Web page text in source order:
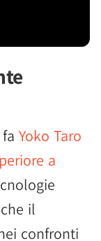
Yoko Taro
a
il
confronti